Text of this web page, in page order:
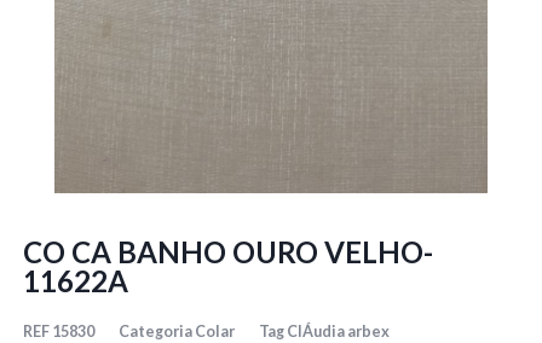
CO CA BANHO OURO VELHO-
11622A
REF 15830 Categoria Colar Tag ClÁudia arbex